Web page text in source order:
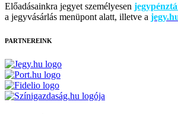
Előadásainkra jegyet személyesen
a jegyvásárlás menüpont alatt, illetve a
PARTNEREINK